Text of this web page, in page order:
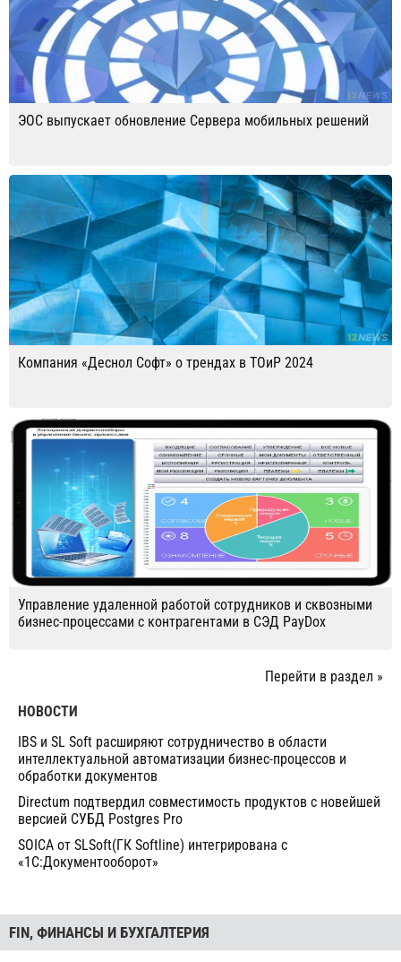
ЭОС выпускает обновление Сервера мобильных решений
Компания «Деснол Софт» о трендах в ТОиР 2024
Управление удаленной работой сотрудников и сквозными
бизнес-процессами с контрагентами в СЭД PayDox
Перейти в раздел »
НОВОСТИ
IBS и SL Soft расширяют сотрудничество в области
интеллектуальной автоматизации бизнес-процессов и
обработки документов
Directum подтвердил совместимость продуктов с новейшей
версией СУБД Postgres Pro
SOICA от SLSoft(ГК Softline) интегрирована с
«1С:Документооборот»
FIN, ФИНАНСЫ И БУХГАЛТЕРИЯ